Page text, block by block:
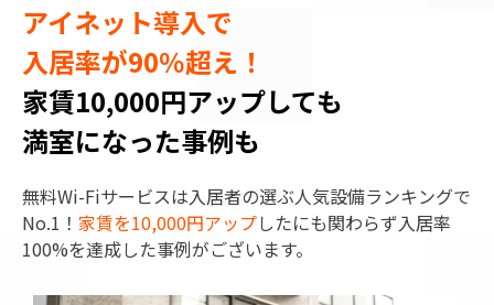
アイネット導入で
入居率が90％超え！
家賃10,000円アップしても
満室になった事例も
無料Wi-Fiサービスは入居者の選ぶ人気設備ランキングで
No.1！ 家賃を10,000円アップしたにも関わらず入居率
100%を達成した事例がございます。